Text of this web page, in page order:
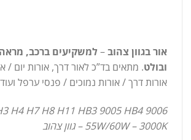
אור בגוון צהוב– למשקיעים ברכב,
ובולט. מתאים בד”כ לאור דרך, אורות יום /
אורות דרך / אורות נמוכים / פנסי ערפל
55W/60W – 3000K – גוון צהוב